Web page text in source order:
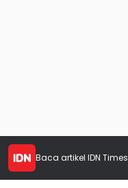
Baca artikel IDN Times